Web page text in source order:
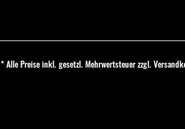
* Alle Preise inkl. gesetzl. Mehrwertsteuer zzgl.